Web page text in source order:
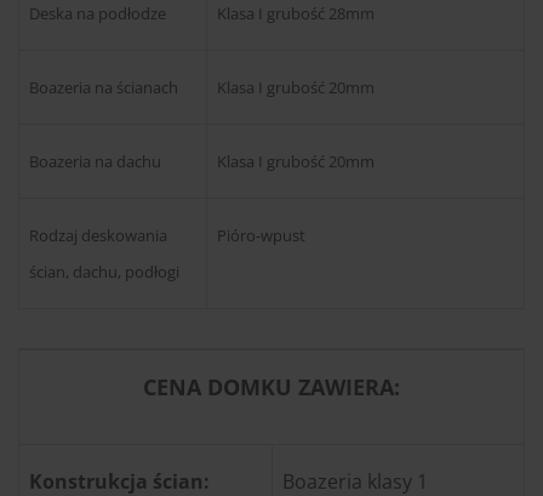
Deska na podłodze Klasa I grubość 28mm
Boazeria na ścianach Klasa I grubość 20mm
Boazeria na dachu Klasa I grubość 20mm
Rodzaj deskowania
ścian, dachu, podłogi
Pióro-wpust
CENA DOMKU ZAWIERA:
Konstrukcja ścian: Boazeria klasy 1